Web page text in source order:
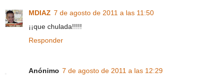
MDIAZ 7 de agosto de 2011 a las 11:50
¡¡que chulada!!!!!
Responder
Anónimo 7 de agosto de 2011 a las 12:29